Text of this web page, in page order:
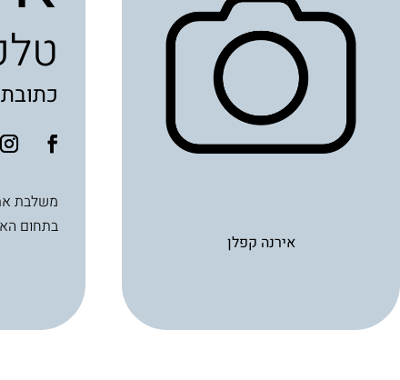
כתובת:
בתחום
אירנה קפלן